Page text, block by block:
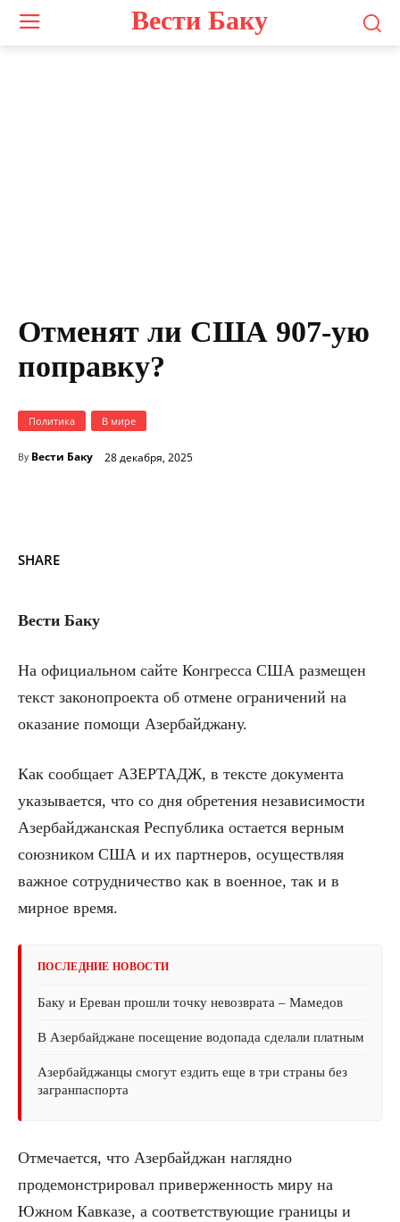
Вести Баку
Отменят ли США 907-ую
поправку?
Политика В мире
By Вести Баку 28 декабря, 2025
SHARE
Вести Баку
На официальном сайте Конгресса США размещен
текст законопроекта об отмене ограничений на
оказание помощи Азербайджану.
Как сообщает АЗЕРТАДЖ, в тексте документа
указывается, что со дня обретения независимости
Азербайджанская Республика остается верным
союзником США и их партнеров, осуществляя
важное сотрудничество как в военное, так и в
мирное время.
ПОСЛЕДНИЕ НОВОСТИ
Баку и Ереван прошли точку невозврата – Мамедов
В Азербайджане посещение водопада сделали платным
Азербайджанцы смогут ездить еще в три страны без
загранпаспорта
Отмечается, что Азербайджан наглядно
продемонстрировал приверженность миру на
Южном Кавказе, а соответствующие границы и